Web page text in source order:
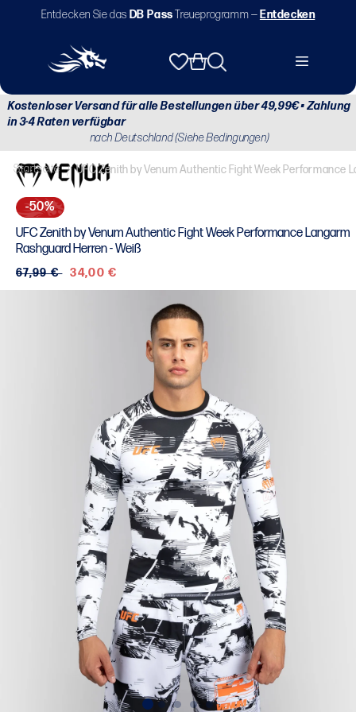
zumEntdecken Sie das DB PassTreueprogramm — Entdecken
Warenkorb
Kostenloser Versand für alle Bestellungen über 49,99€ • Zahlung
in 3-4 Raten verfügbar
nach Deutschland (Siehe Bedingungen)
Startseite / UFC Zenith by Venum Authentic Fight Week Performance
-50%
UFC Zenith by Venum Authentic Fight Week Performance Langarm
Rashguard Herren - Weiß
Normaler
Preis
67,99 € Verkaufspreis
34,00 €